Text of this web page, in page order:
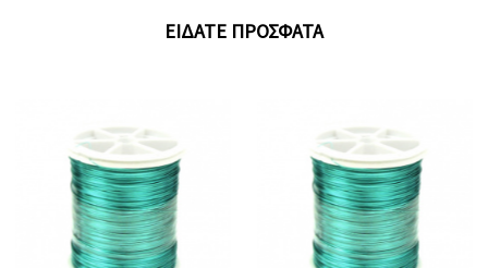
ΕΊΔΑΤΕ ΠΡΌΣΦΑΤΑ